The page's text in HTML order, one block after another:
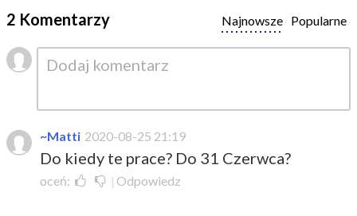
2 Komentarzy Popularne
Najnowsze
~Matti 2020-08-25 21:19
Do kiedy te prace? Do 31 Czerwca?
oceń: | Odpowiedz